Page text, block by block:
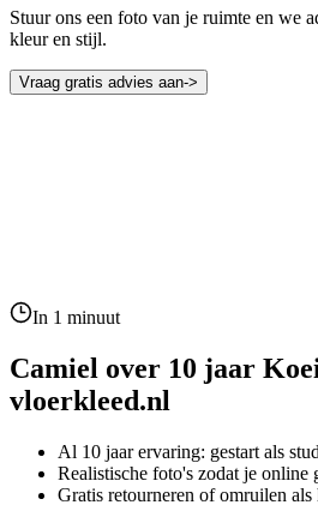
Stuur ons een foto van je ruimte en we
kleur en stijl.
Vraag gratis advies aan->
In 1 minuut
Camiel over 10 jaar
vloerkleed.nl
Al 10 jaar ervaring: gestart als
Realistische foto's zodat je online
Gratis retourneren of omruilen als